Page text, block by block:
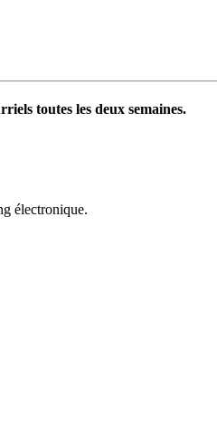
toutes les deux semaines.
électronique.